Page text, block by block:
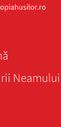
Neamului